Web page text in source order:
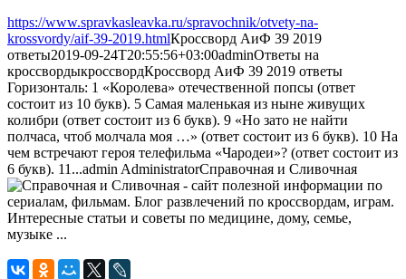
https://www.spravkasleavka.ru/spravochnik/otvety-na-
krossvordy/aif-39-2019.htmlКроссворд АиФ 39 2019
ответы2019-09-24T20:55:56+03:00adminОтветы на
кроссвордыкроссвордКроссворд АиФ 39 2019 ответы
Горизонталь: 1 «Королева» отечественной попсы (ответ
состоит из 10 букв). 5 Самая маленькая из ныне живущих
колибри (ответ состоит из 6 букв). 9 «Но зато не найти
полчаса, чтоб молчала моя …» (ответ состоит из 6 букв). 10 На
чем встречают героя телефильма «Чародеи»? (ответ состоит из
6 букв). 11...admin AdministratorСправочная и Сливочная